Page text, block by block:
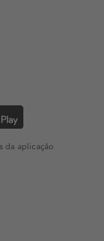
da aplicação